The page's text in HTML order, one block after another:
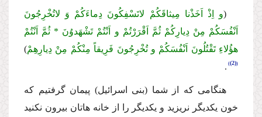
(و اِذْ اَخَذْنا مِیثاقَكُمْ لاتَسْفِكُونَ دِماءَكُمْ وَ لاتُخْرِجُونَ
اَنْفُسَكُمْ مِنْ دِیارِكُمْ ثُمَّ اَقْرَرْتُمْ و اَنْتُمْ تَشْهَدوُنَ * ثُمَّ اَنْتُمْ
هؤُلاءِ تَقْتُلُونَ اَنْفُسَكُمْ و تُخْرِجُونَ فَرِیقاً مِنْكُمْ مِنْ دِیارِهِمْ)
(2)
.
هنگامى كه از شما (بنى اسرائیل) پیمان گرفتیم كه
خون یكدیگر نریزید و یكدیگر را از خانه هاتان بیرون نكنید